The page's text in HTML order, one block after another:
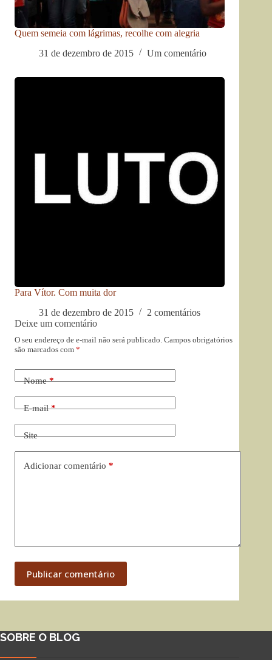
Quem semeia com lágrimas, recolhe com alegria
31 de dezembro de 2015
Um comentário
Para Vítor. Com muita dor
31 de dezembro de 2015
2 comentários
Deixe um comentário
O seu endereço de e-mail não será publicado. Campos obrigatórios
são marcados com *
Nome*
E-mail*
Site
Adicionar comentário *
Publicar comentário
SOBRE O BLOG